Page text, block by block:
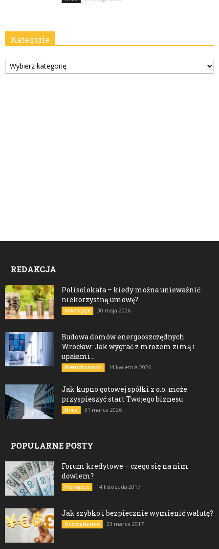
Kategorie
Kategorie
REDAKCJA
Polisolokata – kiedy można unieważnić
niekorzystną umowę?
Inwestycje 30 maja 2026
Budowa domów energooszczędnych
Wrocław: Jak wygrać z mrozem zimą i
upałami...
Nieruchomości 14 kwietnia 2026
Jak kupno gotowej spółki z o.o. może
przyspieszyć start Twojego biznesu
Firma 31 marca 2026
POPULARNE POSTY
Forum kredytowe – czego się na nim
dowiem?
Pieniądze 14 listopada 2017
Jak szybko i bezpiecznie wymienić walutę?
Oszczędzanie 23 marca 2017